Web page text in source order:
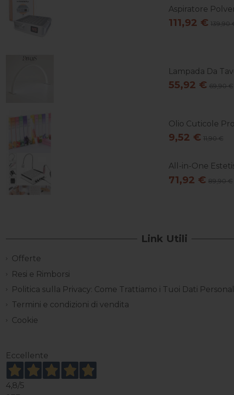
Aspiratore
111,92 € 139,90
Lampada Da
55,92 € 69,90 €
Olio Cuticole
9,52 € 11,90 €
All-in-One
71,92 € 89,90 €
Link Utili
Offerte
Resi e Rimborsi
Politica sulla Privacy: Come Trattiamo i Tuoi Dati
Termini e condizioni di vendita
Cookie
Eccellente
4,8/5